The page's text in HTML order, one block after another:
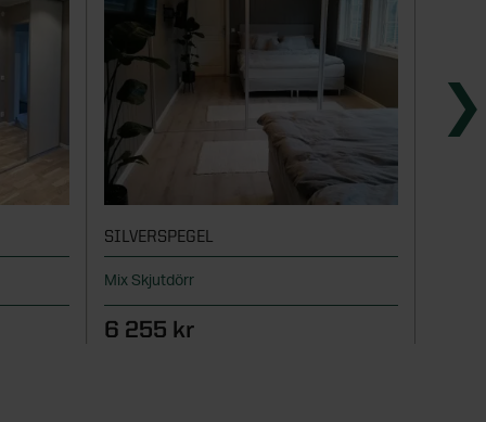
SILVERSPEGEL
Mix Skjutdörr
6 255 kr